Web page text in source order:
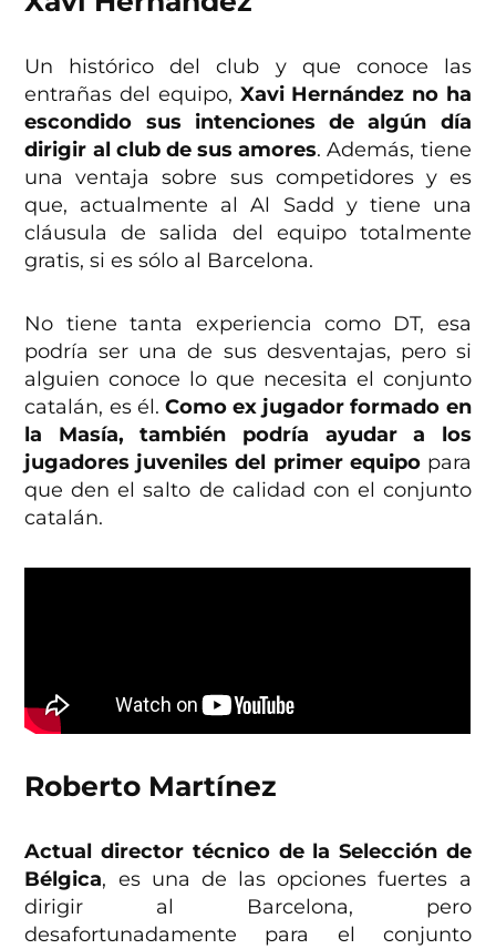
Un histórico del club y que conoce las
entrañas del equipo, Xavi Hernández no ha
escondido sus intenciones de algún día
dirigir al club de sus amores. Además, tiene
una ventaja sobre sus competidores y es
que, actualmente al Al Sadd y tiene una
cláusula de salida del equipo totalmente
gratis, si es sólo al Barcelona.
No tiene tanta experiencia como DT, esa
podría ser una de sus desventajas, pero si
alguien conoce lo que necesita el conjunto
catalán, es él. Como ex jugador formado en
la Masía, también podría ayudar a los
jugadores juveniles del primer equipopara
que den el salto de calidad con el conjunto
catalán.
Roberto Martínez
Actual director técnico de la Selección de
Bélgica, es una de las opciones fuertes a
dirigir al Barcelona, pero
desafortunadamente para el conjunto